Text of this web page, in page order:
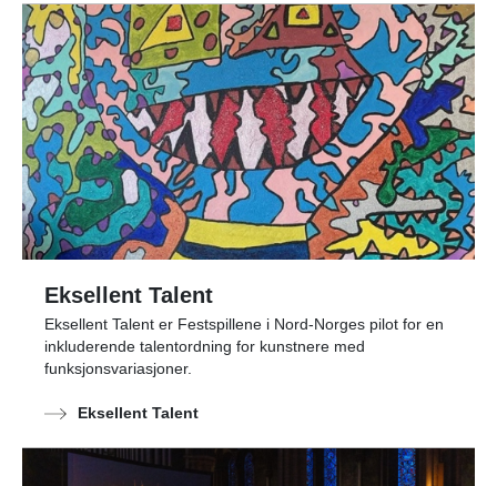
Eksellent Talent
Eksellent Talent er Festspillene i Nord-Norges pilot for en
inkluderende talentordning for kunstnere med
funksjonsvariasjoner.
Eksellent Talent